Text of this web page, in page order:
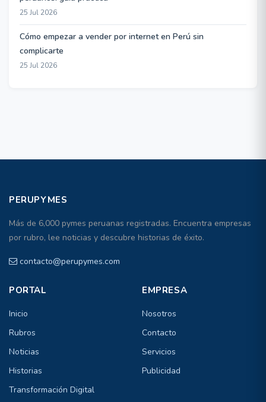
25 Jul 2026
Cómo empezar a vender por internet en Perú sin
complicarte
25 Jul 2026
PERUPYMES
Más de 6,000 pymes peruanas registradas. Encuentra empresas
por rubro, lee noticias y descubre historias de éxito.
contacto@perupymes.com
PORTAL
Inicio
Rubros
Noticias
Historias
Transformación Digital
EMPRESA
Nosotros
Contacto
Servicios
Publicidad